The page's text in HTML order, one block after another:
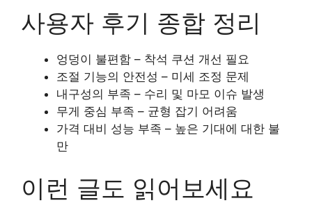
사용자 후기 종합 정리
엉덩이 불편함 – 착석 쿠션 개선 필요
조절 기능의 안전성 – 미세 조정 문제
내구성의 부족 – 수리 및 마모 이슈 발생
무게 중심 부족 – 균형 잡기 어려움
가격 대비 성능 부족 – 높은 기대에 대한 불
만
이런 글도 읽어보세요